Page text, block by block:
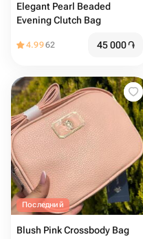
Elegant Pearl Beaded
Evening Clutch Bag
4.9962 45 000֏
Последний
Blush Pink Crossbody Bag